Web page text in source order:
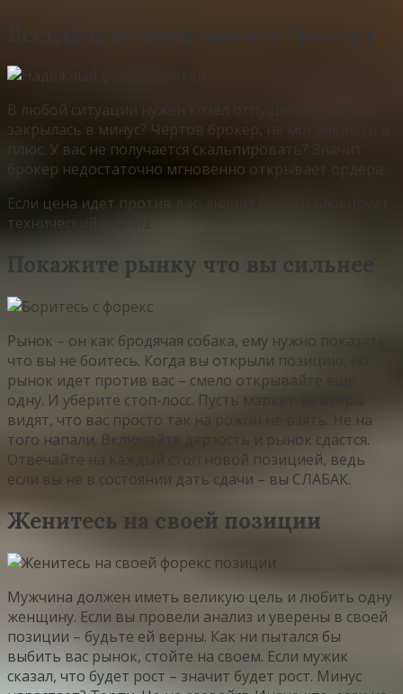
В любой ситуации нужен козел отпущения. Сделка
закрылась в минус? Чертов брокер, не мог закрыть в
плюс. У вас не получается скальпировать? Значит
брокер недостаточно мгновенно открывает ордера.
Если цена идет против вас, значит брокер блокирует
технический анализ.
Покажите рынку что вы сильнее
Рынок – он как бродячая собака, ему нужно показать
что вы не боитесь. Когда вы открыли позицию, но
рынок идет против вас – смело открывайте еще
одну. И уберите стоп-лосс. Пусть маркет-мейкеры
видят, что вас просто так на рожон не взять. Не на
того напали. Включайте дерзость и рынок сдастся.
Отвечайте на каждый стоп новой позицией, ведь
если вы не в состоянии дать сдачи – вы СЛАБАК.
Женитесь на своей позиции
Мужчина должен иметь великую цель и любить одну
женщину. Если вы провели анализ и уверены в своей
позиции – будьте ей верны. Как ни пытался бы
выбить вас рынок, стойте на своем. Если мужик
сказал, что будет рост – значит будет рост. Минус